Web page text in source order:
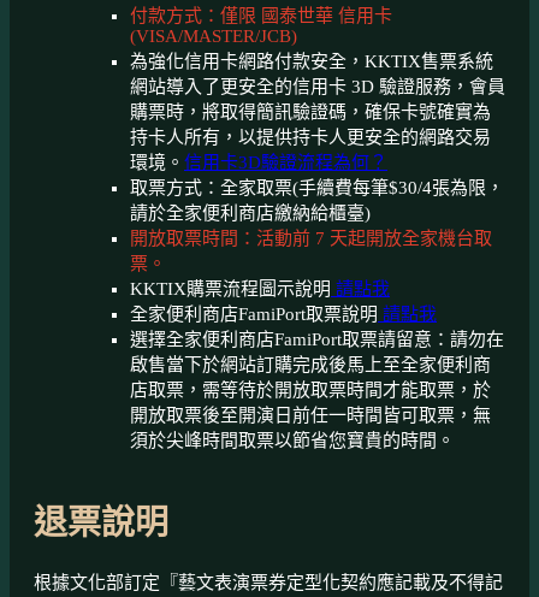
付款方式：僅限 國泰世華 信用卡
(VISA/MASTER/JCB)
為強化信用卡網路付款安全，KKTIX售票系統
網站導入了更安全的信用卡 3D 驗證服務，會員
購票時，將取得簡訊驗證碼，確保卡號確實為
持卡人所有，以提供持卡人更安全的網路交易
環境。 信用卡3D驗證流程為何？
取票方式：全家取票(手續費每筆$30/4張為限，
請於全家便利商店繳納給櫃臺)
開放取票時間：活動前 7 天起開放全家機台取
票。
KKTIX購票流程圖示說明 請點我
全家便利商店FamiPort取票說明 請點我
選擇全家便利商店FamiPort取票請留意：請勿在
啟售當下於網站訂購完成後馬上至全家便利商
店取票，需等待於開放取票時間才能取票，於
開放取票後至開演日前任一時間皆可取票，無
須於尖峰時間取票以節省您寶貴的時間。
退票說明
根據文化部訂定『藝文表演票券定型化契約應記載及不得記